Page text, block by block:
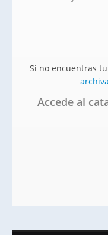
Si no encuentras
Accede al